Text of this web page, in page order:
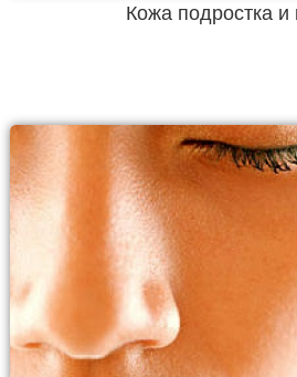
Кожа подростка и